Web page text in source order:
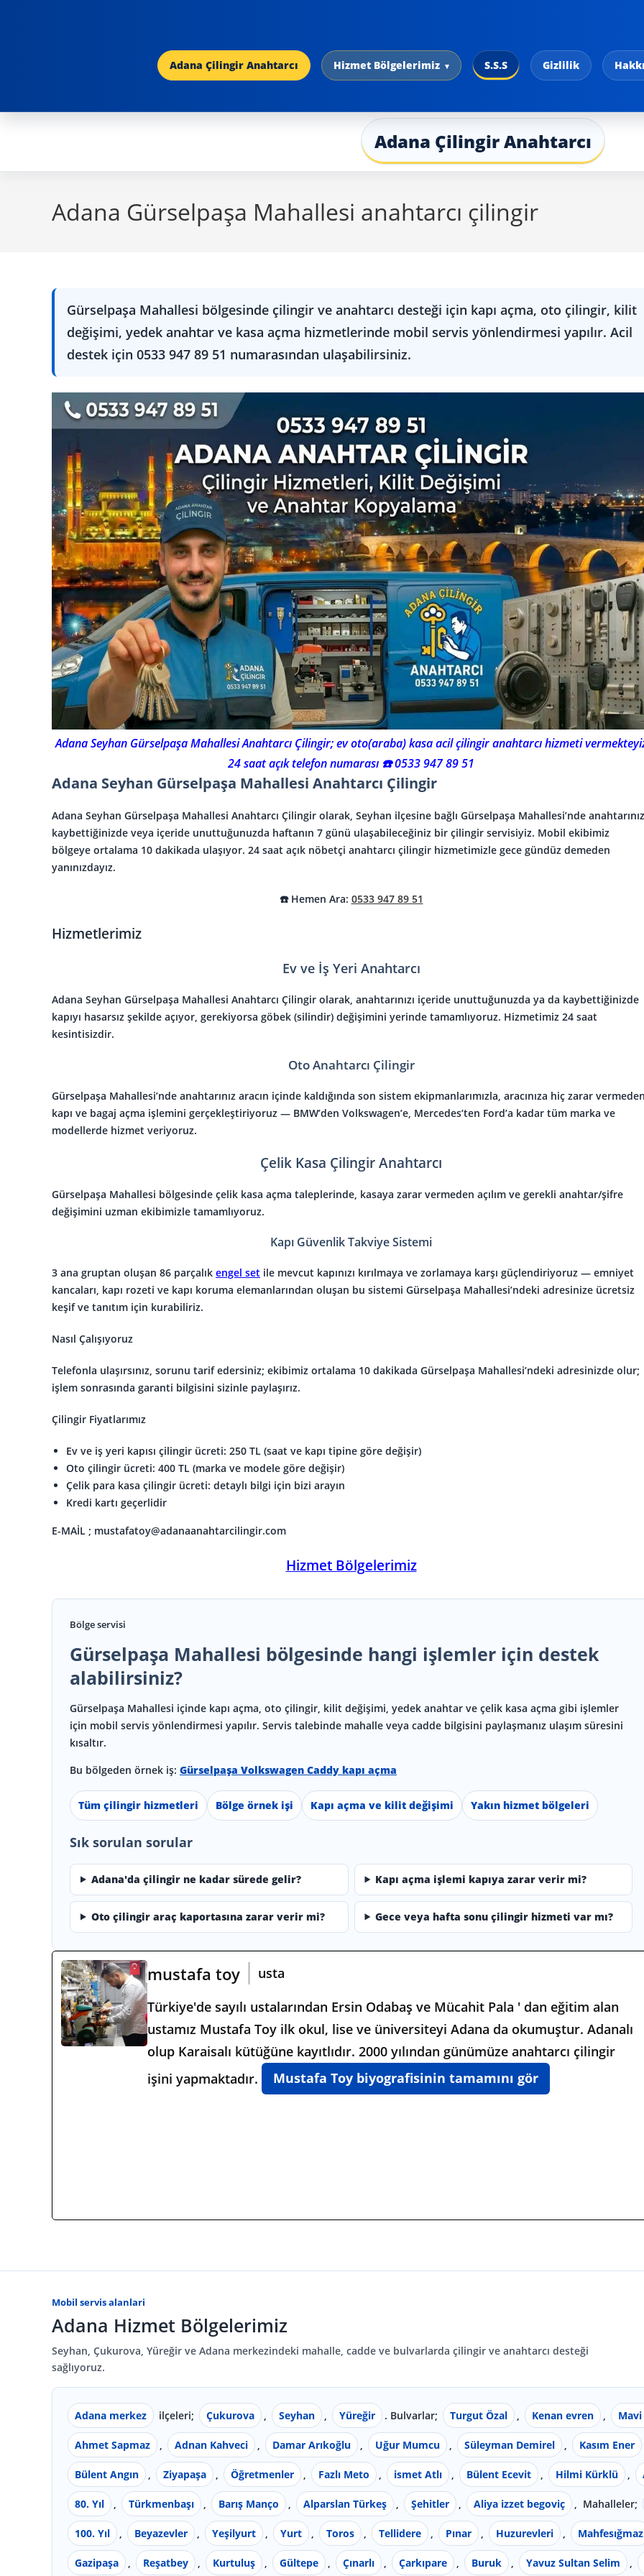
Adana Çilingir Anahtarcı
Hizmet Bölgelerimiz S.S.S Gizlilik
Adana Çilingir Anahtarcı
Adana Gürselpaşa Mahallesi anahtarcı çilingir
Gürselpaşa Mahallesi bölgesinde çilingir ve anahtarcı desteği için kapı açma, oto çilingir, kilit
değişimi, yedek anahtar ve kasa açma hizmetlerinde mobil servis yönlendirmesi yapılır. Acil
destek için 0533 947 89 51 numarasından ulaşabilirsiniz.
Adana Seyhan Gürselpaşa Mahallesi Anahtarcı Çilingir; ev oto(araba) kasa acil çilingir anahtarcı hizmeti
24 saat açık telefon numarası ☎️ 0533 947 89 51
Adana Seyhan Gürselpaşa Mahallesi Anahtarcı Çilingir
Adana Seyhan Gürselpaşa Mahallesi Anahtarcı Çilingir olarak, Seyhan ilçesine bağlı Gürselpaşa Mahallesi’nde
kaybettiğinizde veya içeride unuttuğunuzda haftanın 7 günü ulaşabileceğiniz bir çilingir servisiyiz. Mobil ekibimiz
bölgeye ortalama 10 dakikada ulaşıyor. 24 saat açık nöbetçi anahtarcı çilingir hizmetimizle gece gündüz demeden
yanınızdayız.
☎️ Hemen Ara: 0533 947 89 51
Hizmetlerimiz
Ev ve İş Yeri Anahtarcı
Adana Seyhan Gürselpaşa Mahallesi Anahtarcı Çilingir olarak, anahtarınızı içeride unuttuğunuzda ya da kaybettiğinizde
kapıyı hasarsız şekilde açıyor, gerekiyorsa göbek (silindir) değişimini yerinde tamamlıyoruz. Hizmetimiz 24 saat
kesintisizdir.
Oto Anahtarcı Çilingir
Gürselpaşa Mahallesi’nde anahtarınız aracın içinde kaldığında son sistem ekipmanlarımızla, aracınıza hiç zarar
kapı ve bagaj açma işlemini gerçekleştiriyoruz — BMW’den Volkswagen’e, Mercedes’ten Ford’a kadar tüm marka ve
modellerde hizmet veriyoruz.
Çelik Kasa Çilingir Anahtarcı
Gürselpaşa Mahallesi bölgesinde çelik kasa açma taleplerinde, kasaya zarar vermeden açılım ve gerekli anahtar/şifre
değişimini uzman ekibimizle tamamlıyoruz.
Kapı Güvenlik Takviye Sistemi
3 ana gruptan oluşan 86 parçalık engel set ile mevcut kapınızı kırılmaya ve zorlamaya karşı güçlendiriyoruz — emniyet
kancaları, kapı rozeti ve kapı koruma elemanlarından oluşan bu sistemi Gürselpaşa Mahallesi’ndeki adresinize ücretsiz
keşif ve tanıtım için kurabiliriz.
Nasıl Çalışıyoruz
Telefonla ulaşırsınız, sorunu tarif edersiniz; ekibimiz ortalama 10 dakikada Gürselpaşa Mahallesi’ndeki adresinizde olur;
işlem sonrasında garanti bilgisini sizinle paylaşırız.
Çilingir Fiyatlarımız
Ev ve iş yeri kapısı çilingir ücreti: 250 TL (saat ve kapı tipine göre değişir)
Oto çilingir ücreti: 400 TL (marka ve modele göre değişir)
Çelik para kasa çilingir ücreti: detaylı bilgi için bizi arayın
Kredi kartı geçerlidir
E-MAİL ; mustafatoy@adanaanahtarcilingir.com
Hizmet Bölgelerimiz
Bölge servisi
Gürselpaşa Mahallesi bölgesinde hangi işlemler için destek
alabilirsiniz?
Gürselpaşa Mahallesi içinde kapı açma, oto çilingir, kilit değişimi, yedek anahtar ve çelik kasa açma gibi işlemler
için mobil servis yönlendirmesi yapılır. Servis talebinde mahalle veya cadde bilgisini paylaşmanız ulaşım süresini
kısaltır.
Bu bölgeden örnek iş: Gürselpaşa Volkswagen Caddy kapı açma
Tüm çilingir hizmetleri Bölge örnek işi Kapı açma ve kilit değişimi Yakın hizmet bölgeleri
Sık sorulan sorular
Adana'da çilingir ne kadar sürede gelir? Kapı açma işlemi kapıya zarar verir mi?
Oto çilingir araç kaportasına zarar verir mi? Gece veya hafta sonu çilingir hizmeti var mı?
mustafa toy
usta
Türkiye'de sayılı ustalarından Ersin Odabaş ve Mücahit Pala ' dan eğitim alan
ustamız Mustafa Toy ilk okul, lise ve üniversiteyi Adana da okumuştur. Adanalı
olup Karaisalı kütüğüne kayıtlıdır. 2000 yılından günümüze anahtarcı çilingir
işini yapmaktadır.
Mustafa Toy biyografisinin tamamını gör
Mobil servis alanlari
Adana Hizmet Bölgelerimiz
Seyhan, Çukurova, Yüreğir ve Adana merkezindeki mahalle, cadde ve bulvarlarda çilingir ve anahtarcı desteği
sağlıyoruz.
Adana merkez ilçeleri; Çukurova Seyhan Yüreğir . Bulvarlar; Turgut Özal Kenan evren
Ahmet Sapmaz Adnan Kahveci Damar Arıkoğlu Uğur Mumcu Süleyman Demirel Kasım Ener
Bülent Angın Ziyapaşa Öğretmenler Fazlı Meto ismet Atlı Bülent Ecevit Hilmi Kürklü
80. Yıl Türkmenbaşı Barış Manço Alparslan Türkeş Şehitler Aliya izzet begoviç , Mahalleler;
100. Yıl Beyazevler Yeşilyurt Yurt Toros Tellidere Pınar Huzurevleri Mahfesığmaz
Gazipaşa Reşatbey Kurtuluş Gültepe Çınarlı Çarkıpare Buruk Yavuz Sultan Selim